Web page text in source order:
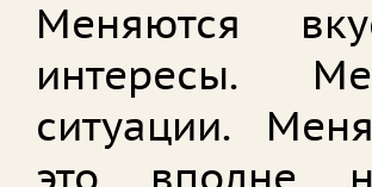
Меняются
интересы.
ситуации.